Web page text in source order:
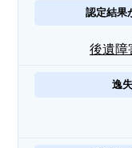
認定結果
後遺障
逸